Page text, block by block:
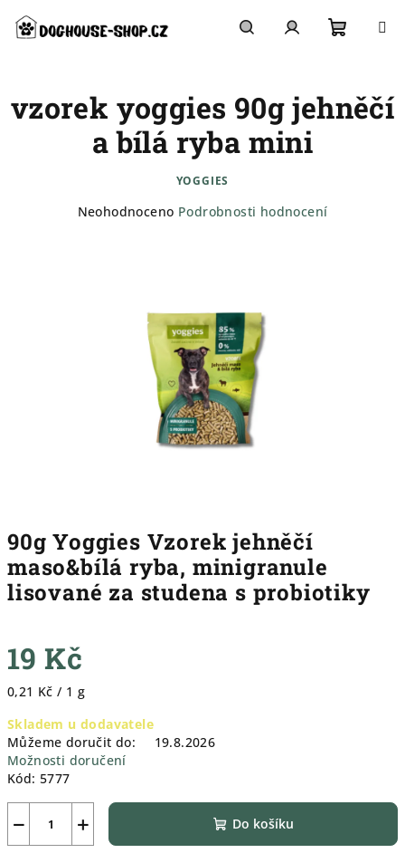
obsah
košík
90g Yoggies Vzorek jehněčí
maso&bílá ryba, minigranule
lisované za studena s probiotiky
19 Kč
Měrná
0,21 Kč / 1 g
Skladem u dodavatele
Můžeme doručit do:
19.8.2026
Možnosti doručení
Kód: 5777
+
− Do košíku
vzorek yoggies 90g jehněčí
a bílá ryba mini
YOGGIES
Průměrné
Neohodnoceno Podrobnosti hodnocení